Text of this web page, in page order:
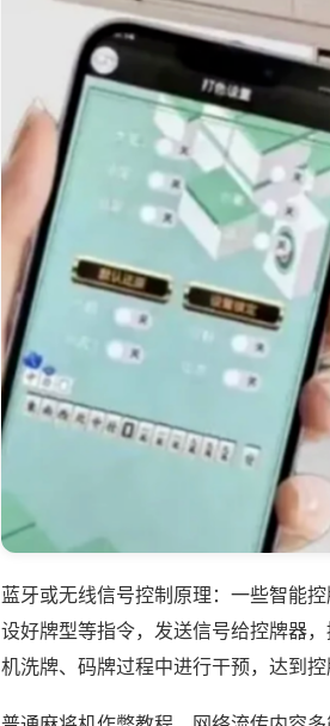
蓝牙或无线信号控制原理：一些智能
设好牌型等指令，发送信号给控牌器
机洗牌、码牌过程中进行干预，达到控